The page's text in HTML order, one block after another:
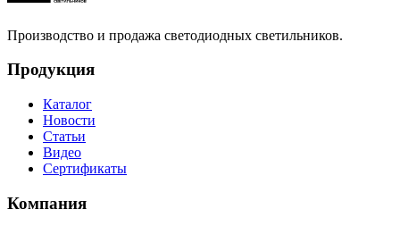
Производство и продажа светодиодных светильников.
Продукция
Каталог
Новости
Статьи
Видео
Сертификаты
Компания